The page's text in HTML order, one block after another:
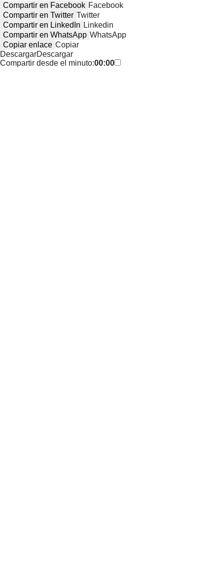
Compartir en Facebook Facebook
Compartir en Twitter Twitter
Compartir en LinkedIn Linkedin
Compartir en WhatsApp WhatsApp
Copiar enlace Copiar
DescargarDescargar
Compartir desde el minuto:00:00